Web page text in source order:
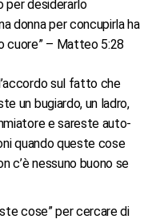
per desiderarlo
donna per concupirla ha
cuore” – Matteo 5:28
sul fatto che
un bugiardo, un ladro,
e sareste auto-
quando queste cose
c’è nessuno buono se
cose” per cercare di